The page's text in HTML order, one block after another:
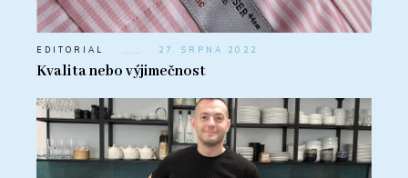
EDITORIAL 27. SRPNA 2022
Kvalita nebo výjimečnost